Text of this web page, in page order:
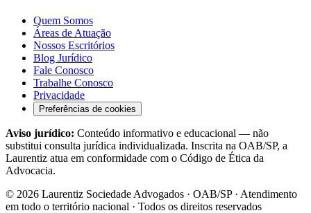
Quem Somos
Áreas de Atuação
Nossos Escritórios
Blog Jurídico
Fale Conosco
Trabalhe Conosco
Privacidade
Preferências de cookies
Aviso jurídico: Conteúdo informativo e educacional — não
substitui consulta jurídica individualizada. Inscrita na OAB/SP, a
Laurentiz atua em conformidade com o Código de Ética da
Advocacia.
© 2026 Laurentiz Sociedade Advogados · OAB/SP · Atendimento
em todo o território nacional · Todos os direitos reservados